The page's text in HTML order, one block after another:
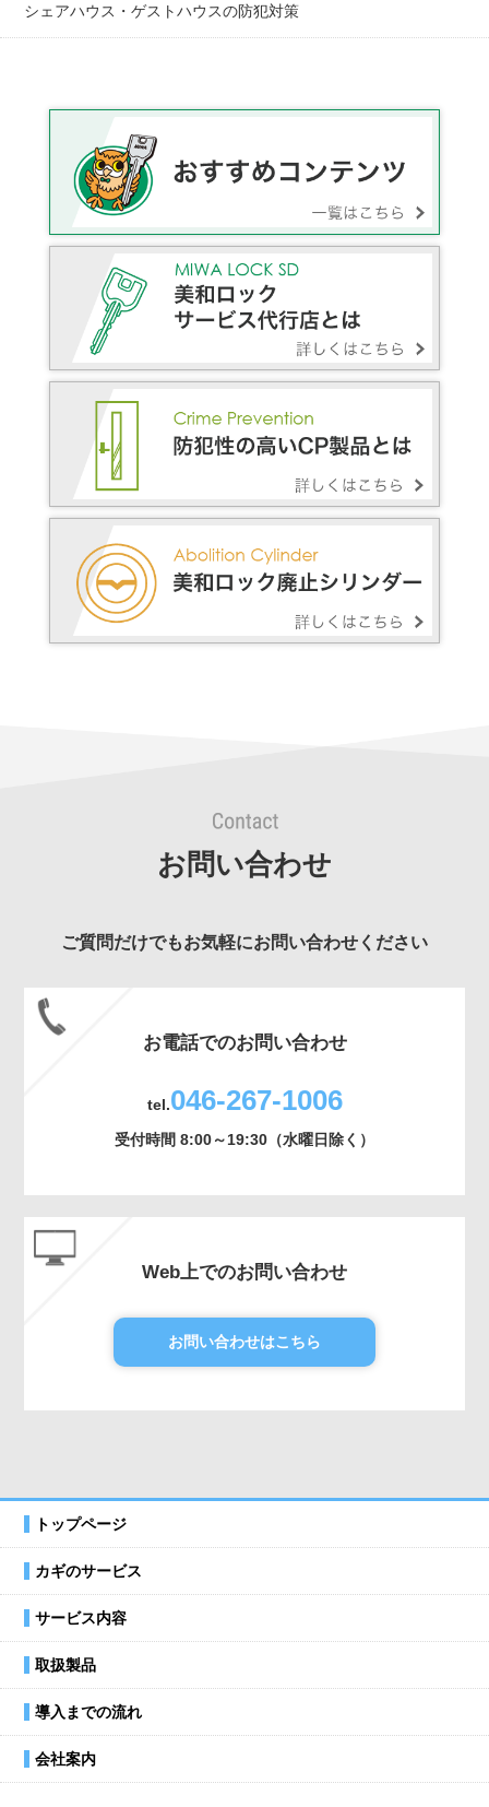
シェアハウス・ゲストハウスの防犯対策
お問い合わせ
ご質問だけでもお気軽にお問い合わせください
お電話でのお問い合わせ
tel.046-267-1006
受付時間 8:00～19:30（水曜日除く）
Web上でのお問い合わせ
お問い合わせはこちら
トップページ
カギのサービス
サービス内容
取扱製品
導入までの流れ
会社案内